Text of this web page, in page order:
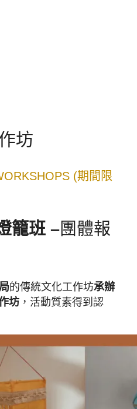
坊
(期間限
籠班 –團體報
的傳統文化工作坊承辦
坊 ，活動質素得到認